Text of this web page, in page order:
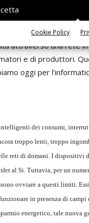
Cookie Policy
Ad esempio, gli
momento, in
dalla stessa batteria
attraverso una rete
e di produttori.
oggi per
dei consumi,
troppo lenti, troppo
reti di domani. I dispositivi
al Si. Tuttavia, per un
ovviare a questi limiti.
in presenza di
energetico, tale nuova